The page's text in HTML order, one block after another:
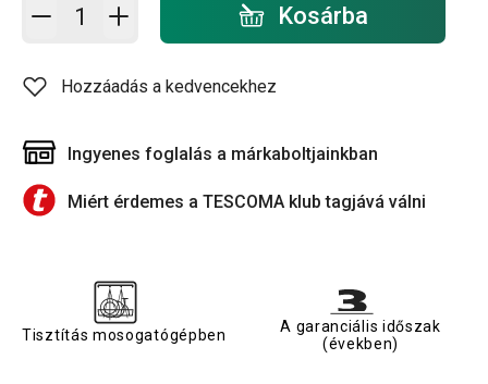
Kosárba
Hozzáadás a kedvencekhez
Ingyenes foglalás a márkaboltjainkban
Miért érdemes a TESCOMA klub tagjává válni
Tisztítás mosogatógépben
A garanciális időszak
(években)